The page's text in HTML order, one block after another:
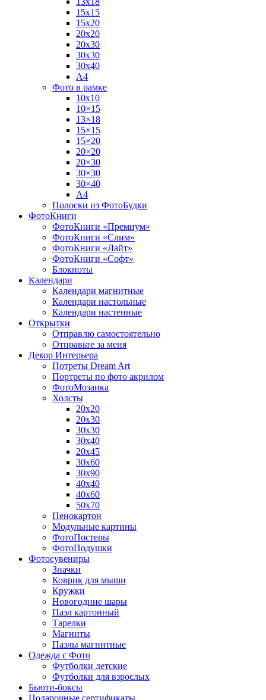
15х15
15х20
20х20
20х30
30х30
30х40
А4
Фото в рамке
10х10
10×15
13×18
15×15
15×20
20×20
20×30
30×30
30×40
A4
Полоски из ФотоБудки
ФотоКниги
ФотоКниги «Премиум»
ФотоКниги «Слим»
ФотоКниги «Лайт»
ФотоКниги «Софт»
Блокноты
Календари
Календари магнитные
Календари настольные
Календари настенные
Открытки
Отправлю самостоятельно
Отправьте за меня
Декор Интерьера
Потреты Dream Art
Портреты по фото акрилом
ФотоМозаика
Холсты
20х20
20х30
30х30
30х40
20х45
30х60
30х90
40х40
40х60
50х70
Пенокартон
Модульные картины
ФотоПостеры
ФотоПодушки
Фотоcувениры
Значки
Коврик для мыши
Кружки
Новогодние шары
Пазл картонный
Тарелки
Магниты
Пазлы магнитные
Одежда с Фото
Футболки детские
Футболки для взрослых
Бьюти-боксы
Подарочные сертификаты